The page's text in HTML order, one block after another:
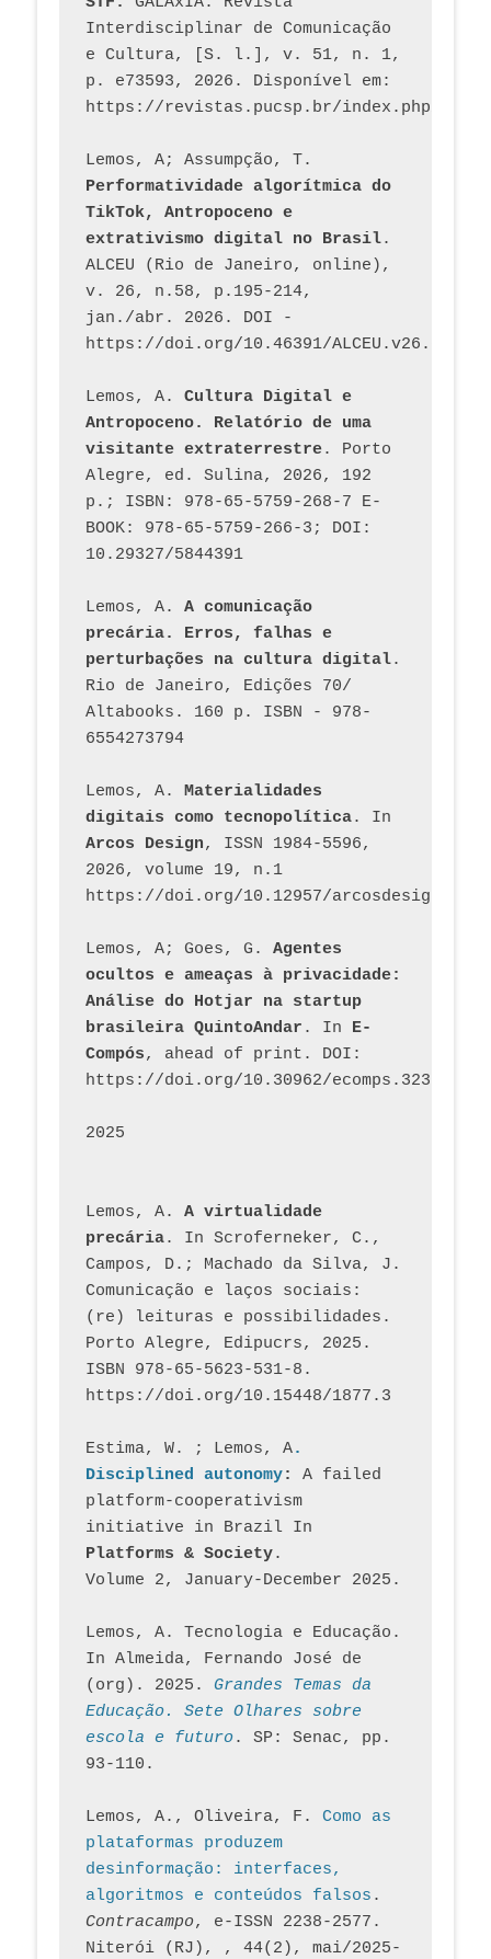
Interdisciplinar de Comunicação
e Cultura, [S. l.], v. 51, n. 1,
p. e73593, 2026. Disponível em:
Performatividade algorítmica do
TikTok, Antropoceno e
extrativismo digital no Brasil.
ALCEU (Rio de Janeiro, online),
v. 26, n.58, p.195-214,
jan./abr. 2026. DOI -
https://doi.org/10.46391/
Lemos, A. Cultura Digital e
Antropoceno. Relatório de uma
visitante extraterrestre. Porto
Alegre, ed. Sulina, 2026, 192
p.; ISBN: 978-65-5759-268-7 E-
BOOK: 978-65-5759-266-3; DOI:
10.29327/5844391
Lemos, A. A comunicação
precária. Erros, falhas e
perturbações na cultura digital.
Rio de Janeiro, Edições 70/
Altabooks. 160 p. ISBN - 978-
6554273794
Lemos, A. Materialidades
digitais como tecnopolítica
Arcos Design, ISSN 1984-5596,
2026, volume 19, n.1
https://doi.org/10.12957/
Lemos, A; Goes, G. Agentes
ocultos e ameaças à privacidade:
Análise do Hotjar na startup
brasileira QuintoAndar . In E-
Compós, ahead of print. DOI:
https://doi.org/10.30962/ecomps.3231
2025
Lemos, A. A virtualidade
precária. In Scroferneker, C.,
Campos, D.; Machado da Silva, J.
Comunicação e laços sociais:
(re) leituras e possibilidades.
Porto Alegre, Edipucrs, 2025.
ISBN 978-65-5623-531-8.
https://doi.org/10.15448/1877.3
Estima, W. ; Lemos, A.
Disciplined autonomy: A failed
platform-cooperativism
initiative in Brazil In
Platforms & Society.
Volume 2, January-December 2025.
Lemos, A. Tecnologia e Educação.
In Almeida, Fernando José de
(org). 2025. Grandes Temas da
Educação. Sete Olhares sobre
escola e futuro. SP: Senac, pp.
93-110.
Lemos, A., Oliveira, F. Como as
plataformas produzem
desinformação: interfaces,
algoritmos e conteúdos falsos
Contracampo, e-ISSN 2238-2577.
Niterói (RJ), , 44(2), mai/2025-